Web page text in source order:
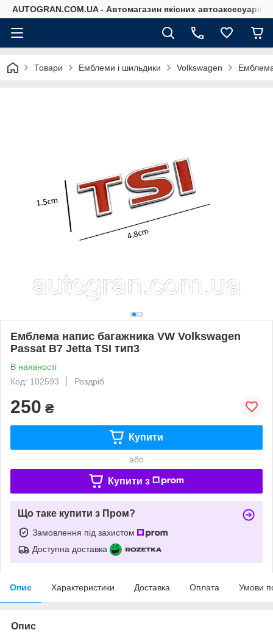
AUTOGRAN.COM.UA - Автомагазин якісних автоаксесуарів
Товари Емблеми і шильдики Volkswagen
Емблема напис багажника VW Volkswagen
Passat B7 Jetta TSI тип3
В наявності
Код: 102593
Роздріб
250 ₴
Купити
або
Купити з
Що таке купити з Пром?
Замовлення під захистом
Доступна доставка
Опис Характеристики Доставка Оплата Умови
Опис